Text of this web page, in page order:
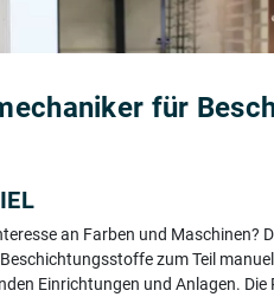
für
an Farben und Maschinen?
zum Teil
Einrichtungen und Anlagen.